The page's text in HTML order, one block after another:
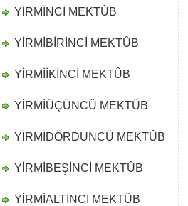
YİRMİNCİ MEKTÛB
YİRMİBİRİNCİ MEKTÛB
YİRMİİKİNCİ MEKTÛB
YİRMİÜÇÜNCÜ MEKTÛB
YİRMİDÖRDÜNCÜ MEKTÛB
YİRMİBEŞİNCİ MEKTÛB
YİRMİALTINCI MEKTÛB